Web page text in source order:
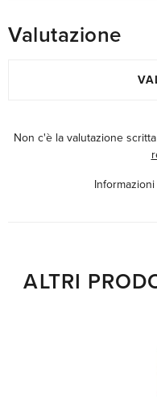
Valutazione
Non c'è la valutazione
ALTRI